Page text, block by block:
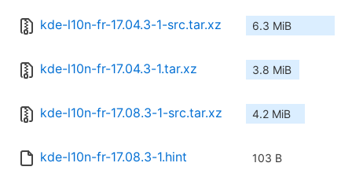
kde-l10n-fr-17.04.3-1-src.tar.xz 6.3 MiB
kde-l10n-fr-17.04.3-1.tar.xz 3.8 MiB
kde-l10n-fr-17.08.3-1-src.tar.xz 4.2 MiB
kde-l10n-fr-17.08.3-1.hint 103 B